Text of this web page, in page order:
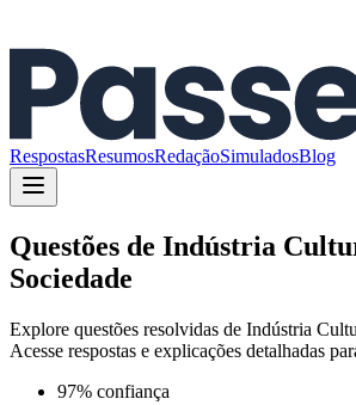
RespostasResumosRedaçãoSimuladosBlog
Questões de Indústria
Sociedade
Explore questões resolvidas de Indústria
Acesse respostas e explicações detalhadas
97% confiança